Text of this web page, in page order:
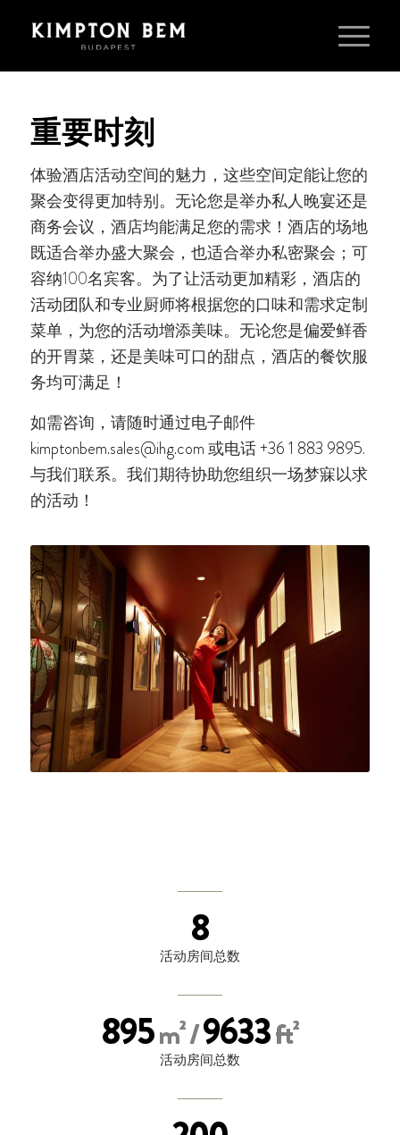
重要时刻
体验酒店活动空间的魅力，这些空间定能让您的
聚会变得更加特别。无论您是举办私人晚宴还是
商务会议，酒店均能满足您的需求！酒店的场地
既适合举办盛大聚会，也适合举办私密聚会；可
容纳100名宾客。为了让活动更加精彩，酒店的
活动团队和专业厨师将根据您的口味和需求定制
菜单，为您的活动增添美味。无论您是偏爱鲜香
的开胃菜，还是美味可口的甜点，酒店的餐饮服
务均可满足！
如需咨询，请随时通过电子邮件
kimptonbem.sales@ihg.com或电话+36 1 883 9895.
与我们联系。我们期待协助您组织一场梦寐以求
的活动！
8
活动房间总数
895m² /9633ft²
活动房间总数